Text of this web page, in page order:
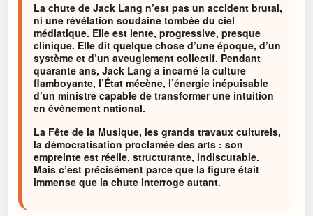
La chute de Jack Lang n’est pas un accident brutal,
ni une révélation soudaine tombée du ciel
médiatique. Elle est lente, progressive, presque
clinique. Elle dit quelque chose d’une époque, d’un
système et d’un aveuglement collectif. Pendant
quarante ans, Jack Lang a incarné la culture
flamboyante, l’État mécène, l’énergie inépuisable
d’un ministre capable de transformer une intuition
en événement national.
La Fête de la Musique, les grands travaux culturels,
la démocratisation proclamée des arts : son
empreinte est réelle, structurante, indiscutable.
Mais c’est précisément parce que la figure était
immense que la chute interroge autant.